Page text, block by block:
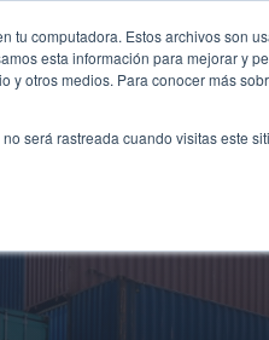
tu computadora. Estos archivos son
esta información para mejorar y
y otros medios. Para conocer más
será rastreada cuando visitas este